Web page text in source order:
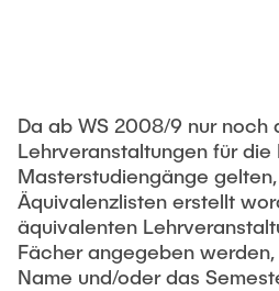
Da ab WS 2008/9 nur noch
Lehrveranstaltungen für
Masterstudiengänge
Äquivalenzlisten erstellt
äquivalenten
Fächer angegeben
Name und/oder das